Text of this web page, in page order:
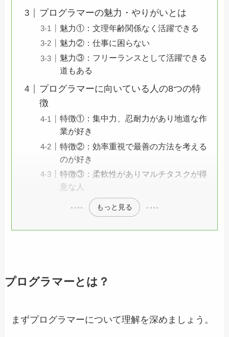
プログラマーの魅力・やりがいとは
魅力①：文理年齢関係なく活躍できる
魅力②：仕事に困らない
魅力③：フリーランスとして活躍できる
道もある
プログラマーに向いている人の8つの特
徴
特徴①：集中力、忍耐力があり地道な作
業が好き
特徴②：効率重視で最善の方法を考える
のが好き
特徴③：柔軟性がありマルチタスクが得
意な人
もっと見る
プログラマーとは？
まずプログラマーについて理解を深めましょう。